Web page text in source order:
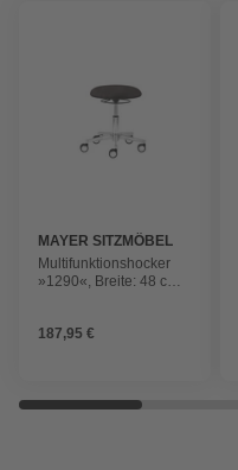
MAYER SITZMÖBEL
Multifunktionshocker
»1290«, Breite: 48 cm,
187,95 €